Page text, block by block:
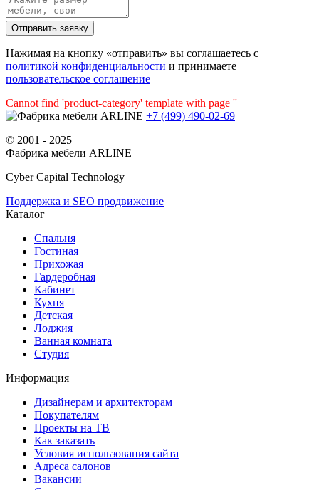
Нажимая на кнопку «отправить» вы соглашаетесь с
политикой конфиденциальности и принимаете
пользовательское соглашение
Cannot find 'product-category' template with page ''
+7 (499) 490-02-69
© 2001 - 2025
Фабрика мебели ARLINE
Cyber Capital Technology
Поддержка и SEO продвижение
Каталог
Спальня
Гостиная
Прихожая
Гардеробная
Кабинет
Кухня
Детская
Лоджия
Ванная комната
Студия
Информация
Дизайнерам и архитекторам
Покупателям
Проекты на ТВ
Как заказать
Условия использования сайта
Адреса салонов
Вакансии